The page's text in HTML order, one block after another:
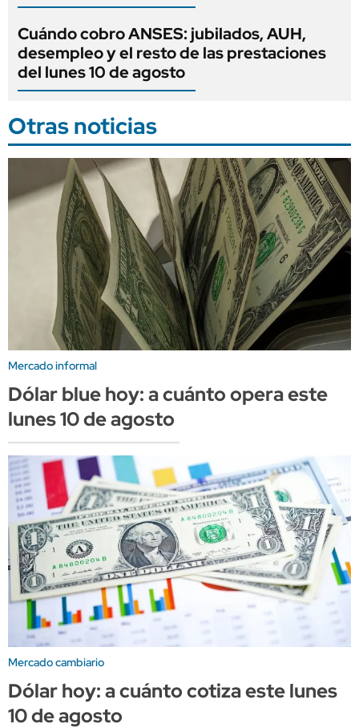
Cuándo cobro ANSES: jubilados, AUH,
desempleo y el resto de las prestaciones
del lunes 10 de agosto
Otras noticias
Mercado informal
Dólar blue hoy: a cuánto opera este
lunes 10 de agosto
Mercado cambiario
Dólar hoy: a cuánto cotiza este lunes
10 de agosto